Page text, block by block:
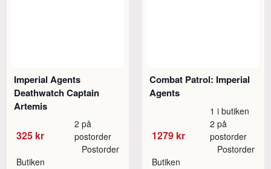
Imperial Agents
Deathwatch Captain
Artemis
325 kr
2 på
postorder
Butiken
Postorder
Combat Patrol: Imperial
Agents
1279 kr
1 i butiken
2 på
postorder
Butiken
Postorder